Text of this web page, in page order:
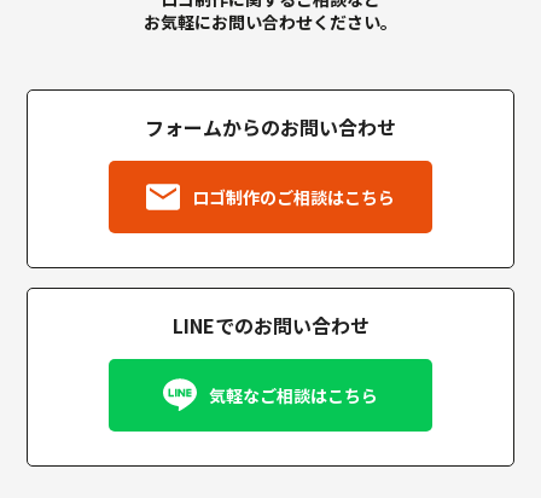
お気軽にお問い合わせください。
フォームからのお問い合わせ
ロゴ制作のご相談はこちら
LINEでのお問い合わせ
気軽なご相談はこちら